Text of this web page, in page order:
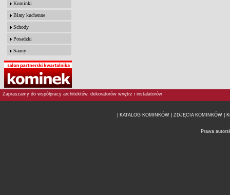
Kominki
Blaty kuchenne
Schody
Posadzki
Sauny
Zapraszamy do współpracy architektów, dekoratorów wnętrz i instalatorów
| KATALOG KOMINKÓW | ZDJĘCIA KOMINKÓW |
Prawa